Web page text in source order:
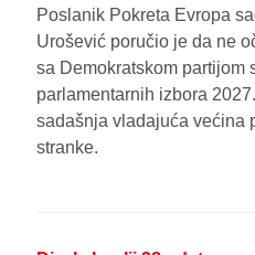
Poslanik Pokreta Evropa
Urošević poručio je da ne
sa Demokratskom partijom
parlamentarnih izbora
sadašnja vladajuća većina
stranke.